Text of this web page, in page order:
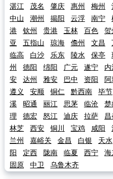
湛江
茂名 肇庆 惠州 梅州
中山
潮州 揭阳 云浮 南宁
港
钦州 贵港 玉林 百色 贺
亚
五指山 琼海 儋州 文昌
临高
白沙 乐东 陵水 保亭
州
德阳 绵阳 广元 遂宁 内
安
达州 雅安 巴中 资阳 阿
遵义
安顺 铜仁 黔西南 毕节
溪
昭通 丽江 思茅 临沧 楚
理
德宏 怒江 迪庆 拉萨 昌
林芝
西安 铜川 宝鸡 咸阳
兰州
嘉峪关 金昌 白银 天水
阳
定西 陇南 临夏 西宁 海
固原
中卫 乌鲁木齐